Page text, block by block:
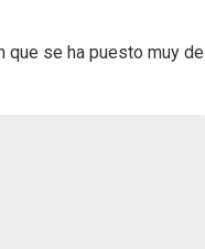
que se ha puesto muy de